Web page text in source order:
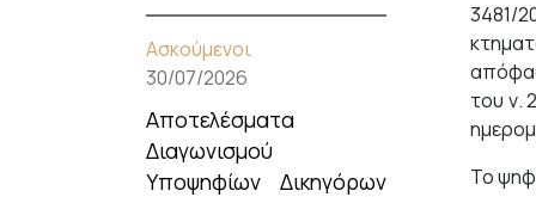
Ασκούμενοι
30/07/2026
Αποτελέσματα
Διαγωνισμού
Υποψηφίων Δικηγόρων
3481/
του ν.
Το